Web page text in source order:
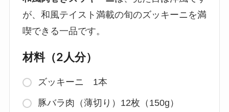
が、和風テイスト満載の旬のズッキーニを満
喫できる一品です。
材料（2人分）
ズッキーニ 1本
豚バラ肉（薄切り）12枚（150g）